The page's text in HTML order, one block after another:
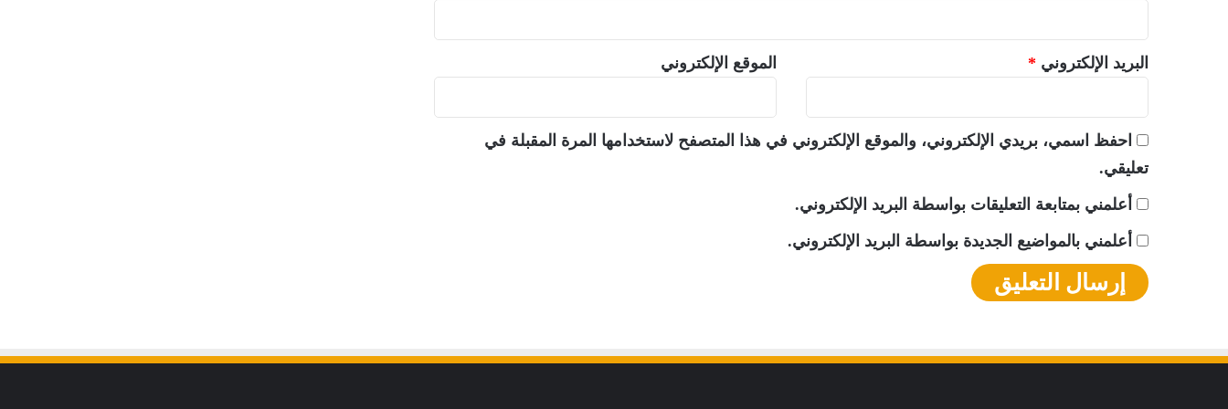
البريد الإلكتروني * الموقع الإلكتروني
احفظ اسمي، بريدي الإلكتروني، والموقع الإلكتروني في هذا المتصفح لاستخدامها المرة المقبلة في
تعليقي.
أعلمني بمتابعة التعليقات بواسطة البريد الإلكتروني.
أعلمني بالمواضيع الجديدة بواسطة البريد الإلكتروني.